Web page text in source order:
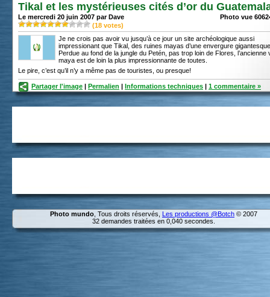
Tikal et les mystérieuses cités d’or du
Photo vue
Le mercredi 20 juin 2007 par Dave
(18 votes)
Je ne crois pas avoir vu jusqu’à ce jour un site archéologique aussi
impressionant que Tikal, des ruines mayas d’une envergure
Perdue au fond de la jungle du Petén, pas trop loin de Flores, l’ancienne
maya est de loin la plus impressionnante de toutes.
Le pire, c’est qu’il n’y a même pas de touristes, ou presque!
Partager l'image | Permalien | Informations techniques | 1 commentaire »
Photo mundo , Tous droits réservés, Les productions @Botch © 2007
32 demandes traitées en 0,040 secondes.